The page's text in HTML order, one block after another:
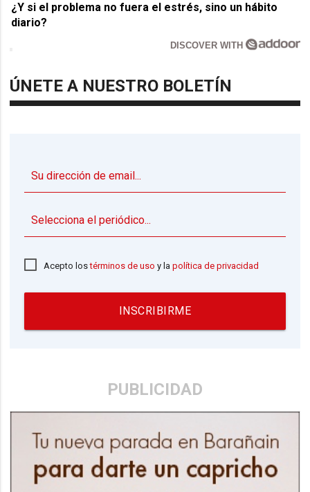
¿Y si el problema no fuera el estrés, sino un hábito
diario?
DISCOVER WITH
ÚNETE A NUESTRO BOLETÍN
Acepto lostérminos de uso y lapolítica de privacidad
INSCRIBIRME
PUBLICIDAD